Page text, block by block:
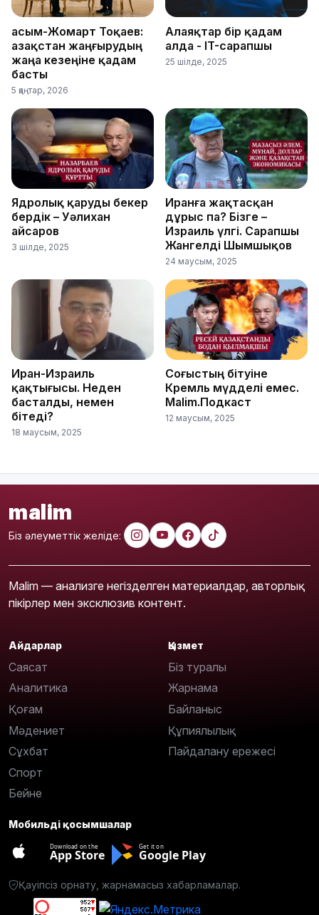
Қасым-Жомарт Тоқаев:
Қазақстан жаңғырудың
жаңа кезеңіне қадам
басты
5 қаңтар, 2026
Алаяқтар бір қадам
алда - IT-сарапшы
25 шілде, 2025
Ядролық қаруды бекер
бердік – Уәлихан
Қайсаров
3 шілде, 2025
Иранға жақтасқан
дұрыс па? Бізге –
Израиль үлгі. Сарапшы
Жангелді Шымшықов
24 маусым, 2025
Иран-Израиль
қақтығысы. Неден
басталды, немен
бітеді?
18 маусым, 2025
Соғыстың бітуіне
Кремль мүдделі емес.
Malim.Подкаст
12 маусым, 2025
malim
Біз әлеуметтік желіде:
Malim — анализге негізделген материалдар, авторлық
пікірлер мен эксклюзив контент.
Айдарлар
Саясат
Аналитика
Қоғам
Мәдениет
Сұхбат
Спорт
Бейне
Қызмет
Біз туралы
Жарнама
Байланыс
Құпиялылық
Пайдалану ережесі
Мобильді қосымшалар
Download on the
App Store
Get it on
Google Play
Қауіпсіз орнату, жарнамасыз хабарламалар.